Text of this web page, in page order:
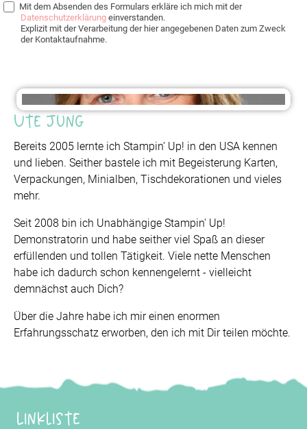
Mit dem Absenden des Formulars erkläre ich mich mit der
Datenschutzerklärung einverstanden.
Explizit mit der Verarbeitung der hier angegebenen Daten zum Zweck
der Kontaktaufnahme.
Ute Jung
Bereits 2005 lernte ich Stampin’ Up! in den USA kennen
und lieben. Seither bastele ich mit Begeisterung Karten,
Verpackungen, Minialben, Tischdekorationen und vieles
mehr.
Seit 2008 bin ich Unabhängige Stampin' Up!
Demonstratorin und habe seither viel Spaß an dieser
erfüllenden und tollen Tätigkeit. Viele nette Menschen
habe ich dadurch schon kennengelernt - vielleicht
demnächst auch Dich?
Über die Jahre habe ich mir einen enormen
Erfahrungsschatz erworben, den ich mit Dir teilen möchte.
Linkliste